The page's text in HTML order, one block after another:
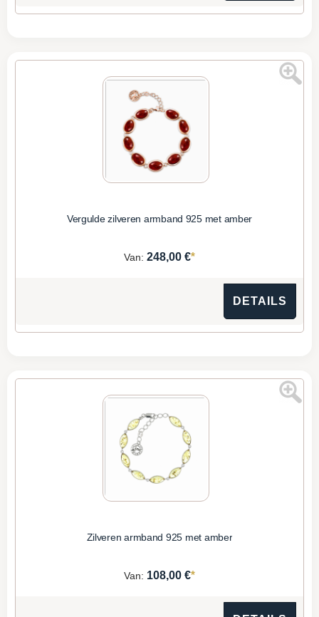
Vergulde zilveren armband 925 met amber
Van: 248,00 €*
DETAILS
Zilveren armband 925 met amber
Van: 108,00 €*